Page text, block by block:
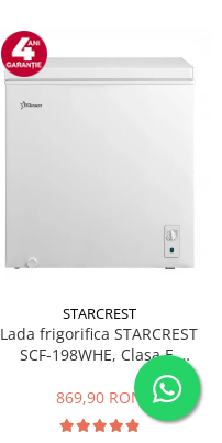
STARCREST
Lada frigorifica STARCREST
SCF-198WHE, Clasa E,
Capacitate 198L, Sistem
convertibil - functie frigider,
Termostat reglabil, Alb
869,90 RON